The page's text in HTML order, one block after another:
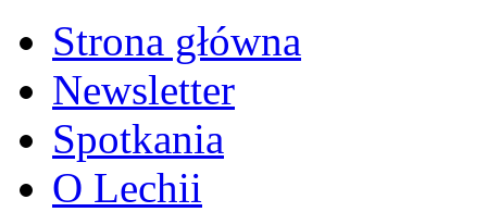
Strona główna
Newsletter
Spotkania
O Lechii